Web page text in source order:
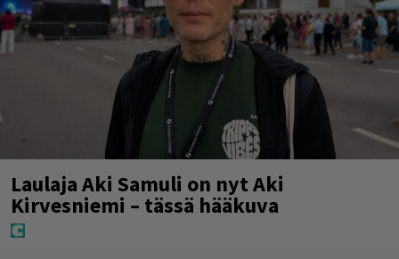
Laulaja Aki Samuli on nyt Aki
Kirvesniemi – tässä hääkuva